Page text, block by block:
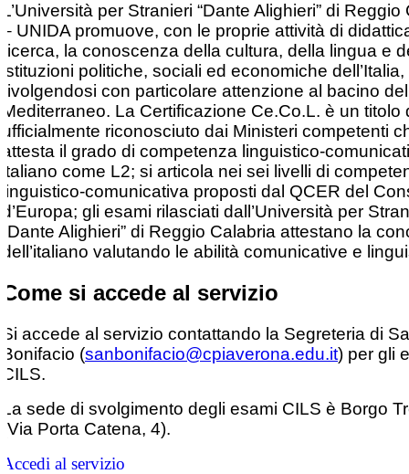
L’Università per Stranieri “Dante Alighieri” di Reggio
– UNIDA promuove, con le proprie attività di
ricerca, la conoscenza della cultura, della lingua e
istituzioni politiche, sociali ed economiche dell’Italia,
rivolgendosi con particolare attenzione al bacino del
Mediterraneo. La Certificazione Ce.Co.L. è un titolo
ufficialmente riconosciuto dai Ministeri competenti
attesta il grado di competenza linguistico-
italiano come L2; si articola nei sei livelli di
linguistico-comunicativa proposti dal QCER del
d’Europa; gli esami rilasciati dall’Università per
“Dante Alighieri” di Reggio Calabria attestano la
dell’italiano valutando le abilità comunicative e
Come si accede al servizio
Si accede al servizio contattando la Segreteria di
Bonifacio (sanbonifacio@cpiaverona.edu.it) per gli
CILS.
La sede di svolgimento degli esami CILS è Borgo
(Via Porta Catena, 4).
Accedi al servizio